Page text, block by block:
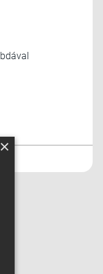
×